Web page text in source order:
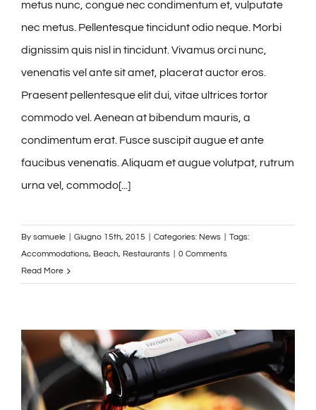
metus nunc, congue nec condimentum et, vulputate
nec metus. Pellentesque tincidunt odio neque. Morbi
dignissim quis nisl in tincidunt. Vivamus orci nunc,
venenatis vel ante sit amet, placerat auctor eros.
Praesent pellentesque elit dui, vitae ultrices tortor
commodo vel. Aenean at bibendum mauris, a
condimentum erat. Fusce suscipit augue et ante
faucibus venenatis. Aliquam et augue volutpat, rutrum
urna vel, commodo[...]
By samuele Giugno 15th, 2015 Categories: News
Tags:
Accommodations, Beach, Restaurants
0 Comments
Read More